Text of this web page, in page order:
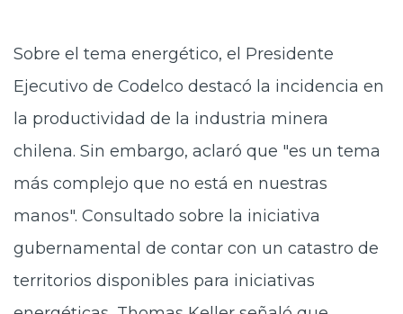
Sobre el tema energético, el Presidente
Ejecutivo de Codelco destacó la incidencia en
la productividad de la industria minera
chilena. Sin embargo, aclaró que "es un tema
más complejo que no está en nuestras
manos". Consultado sobre la iniciativa
gubernamental de contar con un catastro de
territorios disponibles para iniciativas